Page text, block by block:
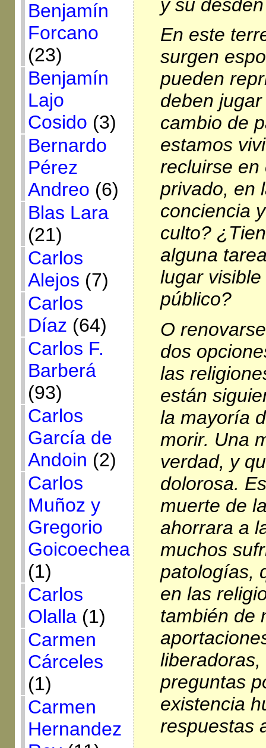
Benjamín
Forcano
(23)
Benjamín
Lajo
Cosido (3)
Bernardo
Pérez
Andreo (6)
Blas Lara
(21)
Carlos
Alejos (7)
Carlos
Díaz (64)
Carlos F.
Barberá
(93)
Carlos
García de
Andoin (2)
Carlos
Muñoz y
Gregorio
Goicoechea
(1)
Carlos
Olalla(1)
Carmen
Cárceles
(1)
Carmen
Hernandez
y su
En este
surgen
pueden
deben
cambio de
estamos
recluirse en
privado, en
conciencia
culto?
alguna
lugar
público?
O
dos
las
están
la mayoría
morir. Una
verdad, y
dolorosa.
muerte de
ahorrara a
muchos
patologías,
en las
también de
preguntas
existencia
respuestas